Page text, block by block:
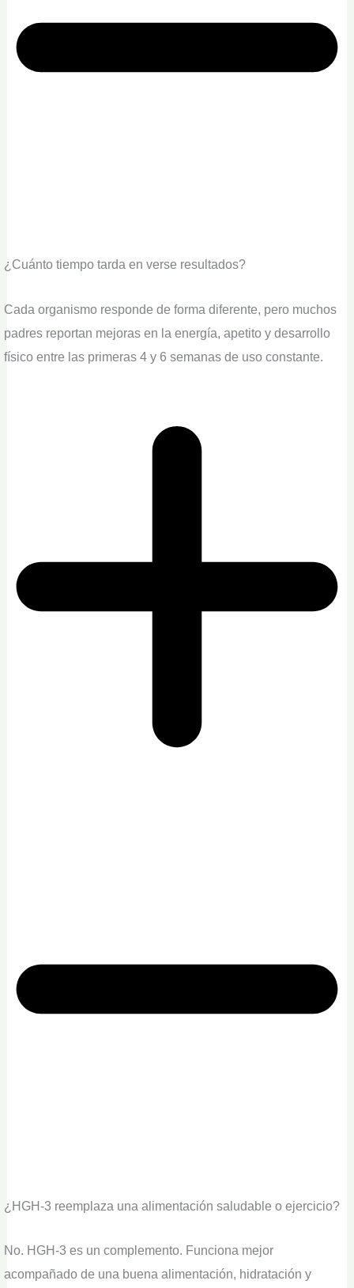
¿Cuánto tiempo tarda en verse resultados?
Cada organismo responde de forma diferente, pero muchos
padres reportan mejoras en la energía, apetito y desarrollo
físico entre las primeras 4 y 6 semanas de uso constante.
¿HGH-3 reemplaza una alimentación saludable o ejercicio?
No. HGH-3 es un complemento. Funciona mejor
acompañado de una buena alimentación, hidratación y